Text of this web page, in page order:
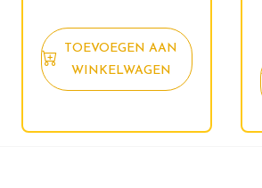
TOEVOEGEN AAN
WINKELWAGEN